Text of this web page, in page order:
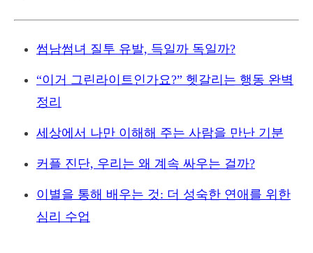
썸남썸녀 질투 유발, 득일까 독일까?
“이거 그린라이트인가요?” 헷갈리는 행동 완벽
정리
세상에서 나만 이해해 주는 사람을 만난 기분
커플 진단, 우리는 왜 계속 싸우는 걸까?
이별을 통해 배우는 것: 더 성숙한 연애를 위한
심리 수업